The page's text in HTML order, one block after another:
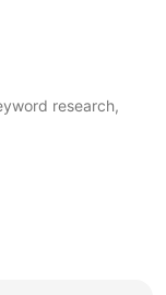
research,